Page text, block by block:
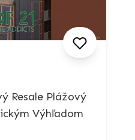
Resale Plážový
Výhľadom